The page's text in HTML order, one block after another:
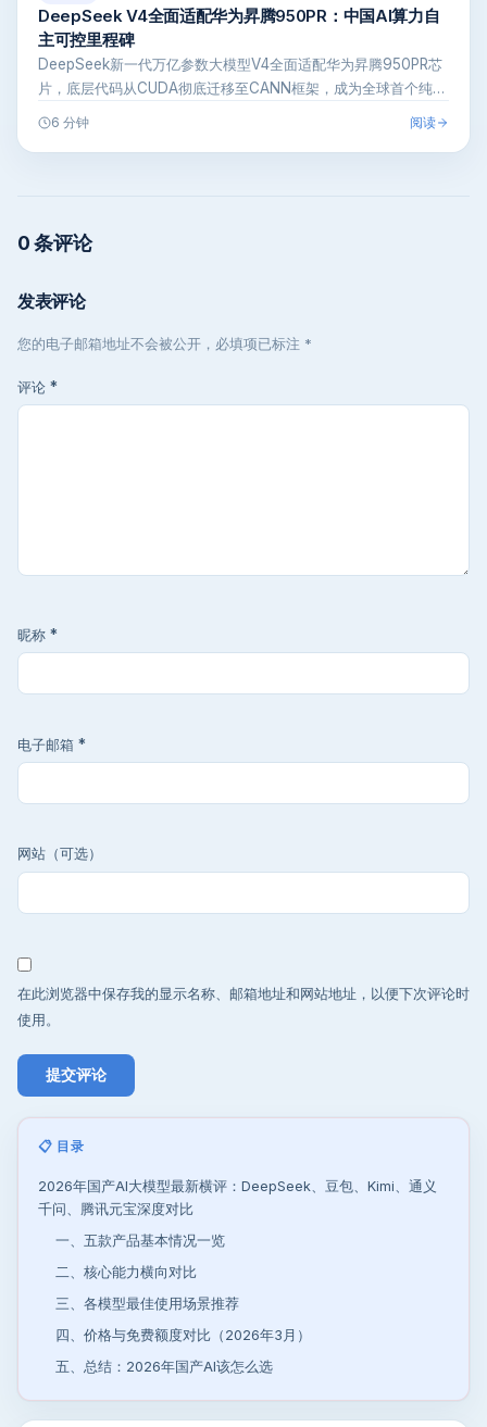
DeepSeek V4全面适配华为昇腾950PR：中国AI算力自
主可控里程碑
DeepSeek新一代万亿参数大模型V4全面适配华为昇腾950PR芯
片，底层代码从CUDA彻底迁移至CANN框架，成为全球首个纯
6 分钟 阅读
0 条评论
发表评论
您的电子邮箱地址不会被公开，必填项已标注 *
评论 *
昵称 *
电子邮箱 *
网站（可选）
在此浏览器中保存我的显示名称、邮箱地址和网站地址，以便下次评论时
使用。
📋 目录
2026年国产AI大模型最新横评：DeepSeek、豆包、Kimi、通义
千问、腾讯元宝深度对比
一、五款产品基本情况一览
二、核心能力横向对比
三、各模型最佳使用场景推荐
四、价格与免费额度对比（2026年3月）
五、总结：2026年国产AI该怎么选